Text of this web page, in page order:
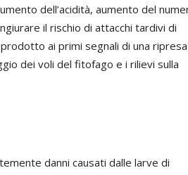
dell’acidità, aumento del
il rischio di attacchi tardivi di
ai primi segnali di una ripresa
dei voli del fitofago e i rilievi sulla
danni causati dalle larve di